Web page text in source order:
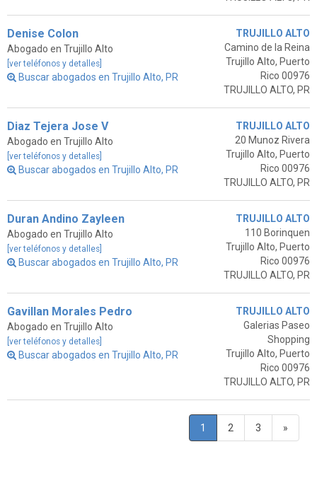
Denise Colon
Abogado en Trujillo Alto
[ver teléfonos y detalles]
Buscar abogados en Trujillo Alto, PR
TRUJILLO ALTO
Camino de la Reina
Trujillo Alto, Puerto
Rico 00976
TRUJILLO ALTO, PR
Diaz Tejera Jose V
Abogado en Trujillo Alto
[ver teléfonos y detalles]
Buscar abogados en Trujillo Alto, PR
TRUJILLO ALTO
20 Munoz Rivera
Trujillo Alto, Puerto
Rico 00976
TRUJILLO ALTO, PR
Duran Andino Zayleen
Abogado en Trujillo Alto
[ver teléfonos y detalles]
Buscar abogados en Trujillo Alto, PR
TRUJILLO ALTO
110 Borinquen
Trujillo Alto, Puerto
Rico 00976
TRUJILLO ALTO, PR
Gavillan Morales Pedro
Abogado en Trujillo Alto
[ver teléfonos y detalles]
Buscar abogados en Trujillo Alto, PR
TRUJILLO ALTO
Galerias Paseo
Shopping
Trujillo Alto, Puerto
Rico 00976
TRUJILLO ALTO, PR
1 2 3 »